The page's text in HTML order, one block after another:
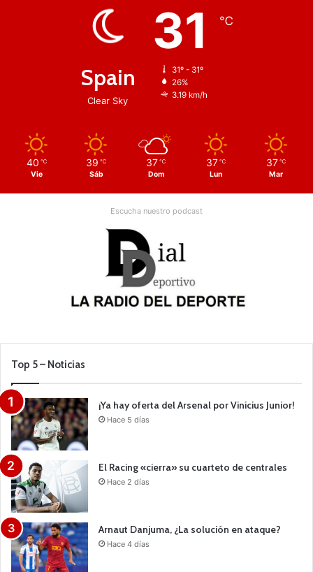
Spain
Clear Sky
31 ℃
31º - 31º
26%
3.19 km/h
40 ℃
Vie
39 ℃
Sáb
37 ℃
Dom
37 ℃
Lun
37 ℃
Mar
Escucha nuestro podcast
Top 5 – Noticias
¡Ya hay oferta del Arsenal por Vinicius Junior!
Hace 5 días
El Racing «cierra» su cuarteto de centrales
Hace 2 días
Arnaut Danjuma, ¿La solución en ataque?
Hace 4 días